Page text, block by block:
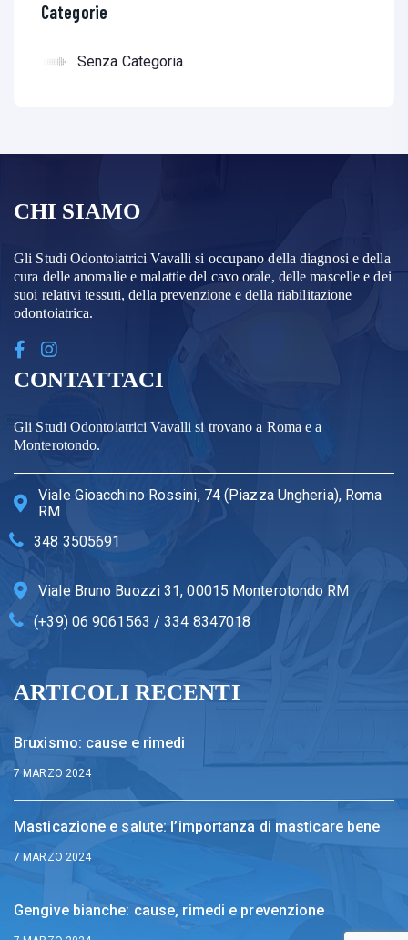
Categorie
Senza Categoria
CHI SIAMO
Gli Studi Odontoiatrici Vavalli si occupano della diagnosi e della
cura delle anomalie e malattie del cavo orale, delle mascelle e dei
suoi relativi tessuti, della prevenzione e della riabilitazione
odontoiatrica.
CONTATTACI
Gli Studi Odontoiatrici Vavalli si trovano a Roma e a
Monterotondo.
Viale Gioacchino Rossini, 74 (Piazza Ungheria), Roma
RM
348 3505691
Viale Bruno Buozzi 31, 00015 Monterotondo RM
(+39) 06 9061563 / 334 8347018
ARTICOLI RECENTI
Bruxismo: cause e rimedi
7 MARZO 2024
Masticazione e salute: l’importanza di masticare bene
7 MARZO 2024
Gengive bianche: cause, rimedi e prevenzione